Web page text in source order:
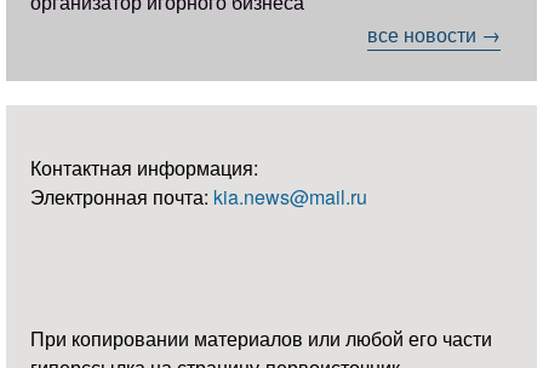
все новости →
Контактная информация:
Электронная почта: kia.news@mail.ru
При копировании материалов или любой его части